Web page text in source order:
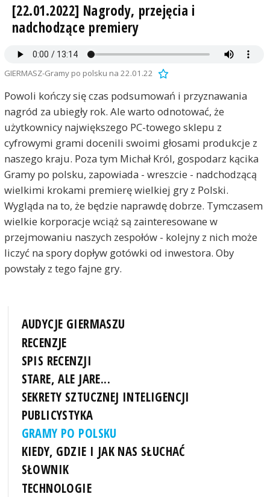
[22.01.2022] Nagrody, przejęcia i
nadchodzące premiery
GIERMASZ-Gramy po polsku na 22.01.22
Powoli kończy się czas podsumowań i przyznawania
nagród za ubiegły rok. Ale warto odnotować, że
użytkownicy największego PC-towego sklepu z
cyfrowymi grami docenili swoimi głosami produkcje z
naszego kraju. Poza tym Michał Król, gospodarz kącika
Gramy po polsku, zapowiada - wreszcie - nadchodzącą
wielkimi krokami premierę wielkiej gry z Polski.
Wygląda na to, że będzie naprawdę dobrze. Tymczasem
wielkie korporacje wciąż są zainteresowane w
przejmowaniu naszych zespołów - kolejny z nich może
liczyć na spory dopływ gotówki od inwestora. Oby
powstały z tego fajne gry.
AUDYCJE GIERMASZU
RECENZJE
SPIS RECENZJI
STARE, ALE JARE...
SEKRETY SZTUCZNEJ INTELIGENCJI
PUBLICYSTYKA
GRAMY PO POLSKU
KIEDY, GDZIE I JAK NAS SŁUCHAĆ
SŁOWNIK
TECHNOLOGIE